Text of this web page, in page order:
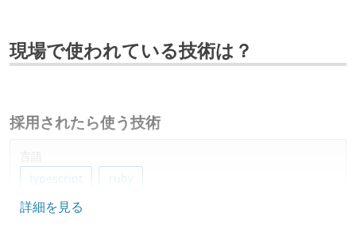
現場で使われている技術は？
採用されたら使う技術
言語
typescript
ruby
フレームワーク
詳細を見る